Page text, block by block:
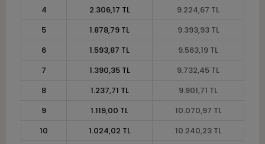
4
2.306,17 TL
9.224,67 TL
5
1.878,79 TL
9.393,93 TL
6
1.593,87 TL
9.563,19 TL
7
1.390,35 TL
9.732,45 TL
8
1.237,71 TL
9.901,71 TL
9
1.119,00 TL
10.070,97 TL
10
1.024,02 TL
10.240,23 TL